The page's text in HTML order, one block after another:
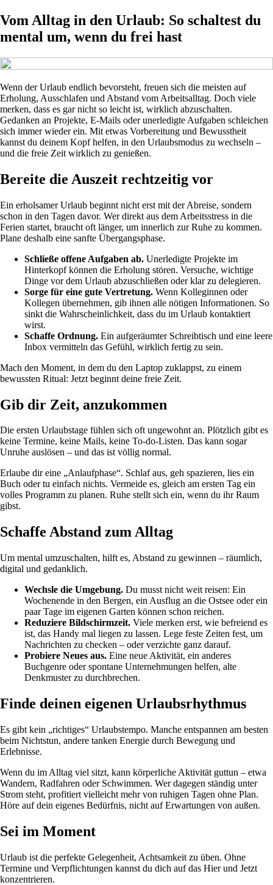
Vom Alltag in den Urlaub: So schaltest du
mental um, wenn du frei hast
Wenn der Urlaub endlich bevorsteht, freuen sich die meisten auf
Erholung, Ausschlafen und Abstand vom Arbeitsalltag. Doch viele
merken, dass es gar nicht so leicht ist, wirklich abzuschalten.
Gedanken an Projekte, E-Mails oder unerledigte Aufgaben schleichen
sich immer wieder ein. Mit etwas Vorbereitung und Bewusstheit
kannst du deinem Kopf helfen, in den Urlaubsmodus zu wechseln –
und die freie Zeit wirklich zu genießen.
Bereite die Auszeit rechtzeitig vor
Ein erholsamer Urlaub beginnt nicht erst mit der Abreise, sondern
schon in den Tagen davor. Wer direkt aus dem Arbeitsstress in die
Ferien startet, braucht oft länger, um innerlich zur Ruhe zu kommen.
Plane deshalb eine sanfte Übergangsphase.
Schließe offene Aufgaben ab. Unerledigte Projekte im
Hinterkopf können die Erholung stören. Versuche, wichtige
Dinge vor dem Urlaub abzuschließen oder klar zu delegieren.
Sorge für eine gute Vertretung. Wenn Kolleginnen oder
Kollegen übernehmen, gib ihnen alle nötigen Informationen. So
sinkt die Wahrscheinlichkeit, dass du im Urlaub kontaktiert
wirst.
Schaffe Ordnung. Ein aufgeräumter Schreibtisch und eine leere
Inbox vermitteln das Gefühl, wirklich fertig zu sein.
Mach den Moment, in dem du den Laptop zuklappst, zu einem
bewussten Ritual: Jetzt beginnt deine freie Zeit.
Gib dir Zeit, anzukommen
Die ersten Urlaubstage fühlen sich oft ungewohnt an. Plötzlich gibt es
keine Termine, keine Mails, keine To-do-Listen. Das kann sogar
Unruhe auslösen – und das ist völlig normal.
Erlaube dir eine „Anlaufphase“. Schlaf aus, geh spazieren, lies ein
Buch oder tu einfach nichts. Vermeide es, gleich am ersten Tag ein
volles Programm zu planen. Ruhe stellt sich ein, wenn du ihr Raum
gibst.
Schaffe Abstand zum Alltag
Um mental umzuschalten, hilft es, Abstand zu gewinnen – räumlich,
digital und gedanklich.
Wechsle die Umgebung. Du musst nicht weit reisen: Ein
Wochenende in den Bergen, ein Ausflug an die Ostsee oder ein
paar Tage im eigenen Garten können schon reichen.
Reduziere Bildschirmzeit. Viele merken erst, wie befreiend es
ist, das Handy mal liegen zu lassen. Lege feste Zeiten fest, um
Nachrichten zu checken – oder verzichte ganz darauf.
Probiere Neues aus. Eine neue Aktivität, ein anderes
Buchgenre oder spontane Unternehmungen helfen, alte
Denkmuster zu durchbrechen.
Finde deinen eigenen Urlaubsrhythmus
Es gibt kein „richtiges“ Urlaubstempo. Manche entspannen am besten
beim Nichtstun, andere tanken Energie durch Bewegung und
Erlebnisse.
Wenn du im Alltag viel sitzt, kann körperliche Aktivität guttun – etwa
Wandern, Radfahren oder Schwimmen. Wer dagegen ständig unter
Strom steht, profitiert vielleicht mehr von ruhigen Tagen ohne Plan.
Höre auf dein eigenes Bedürfnis, nicht auf Erwartungen von außen.
Sei im Moment
Urlaub ist die perfekte Gelegenheit, Achtsamkeit zu üben. Ohne
Termine und Verpflichtungen kannst du dich auf das Hier und Jetzt
konzentrieren.